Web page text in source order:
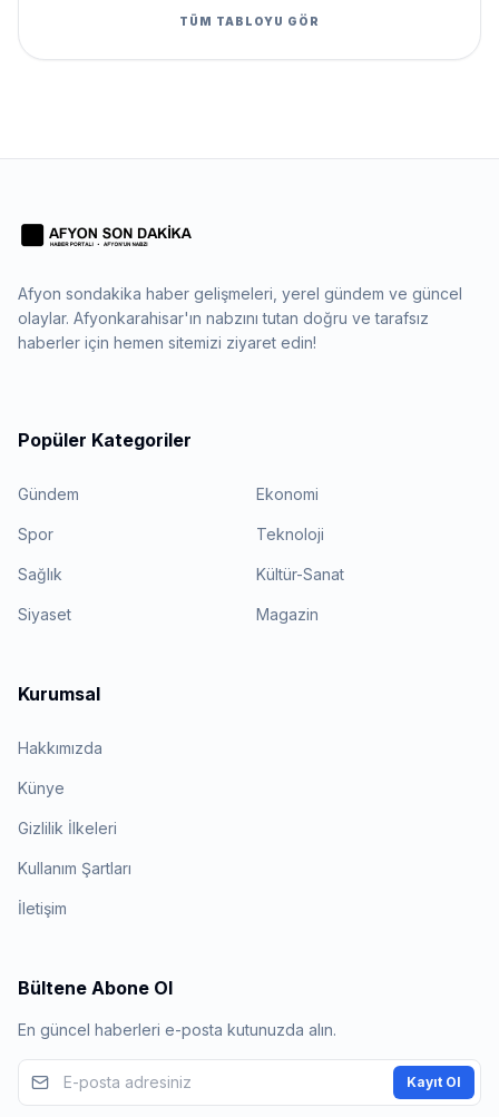
TÜM TABLOYU GÖR
Afyon sondakika haber gelişmeleri, yerel gündem ve güncel
olaylar. Afyonkarahisar'ın nabzını tutan doğru ve tarafsız
haberler için hemen sitemizi ziyaret edin!
Popüler Kategoriler
Gündem Ekonomi
Spor Teknoloji
Sağlık Kültür-Sanat
Siyaset Magazin
Kurumsal
Hakkımızda
Künye
Gizlilik İlkeleri
Kullanım Şartları
İletişim
Bültene Abone Ol
En güncel haberleri e-posta kutunuzda alın.
Kayıt Ol